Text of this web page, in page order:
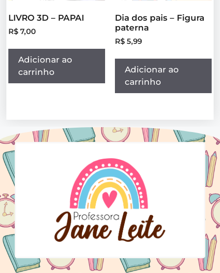
LIVRO 3D – PAPAI
R$ 7,00
Adicionar ao
carrinho
Dia dos pais – Figura
paterna
R$ 5,99
Adicionar ao
carrinho